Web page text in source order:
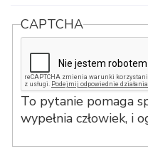
CAPTCHA
To pytanie pomaga
wypełnia człowiek, i